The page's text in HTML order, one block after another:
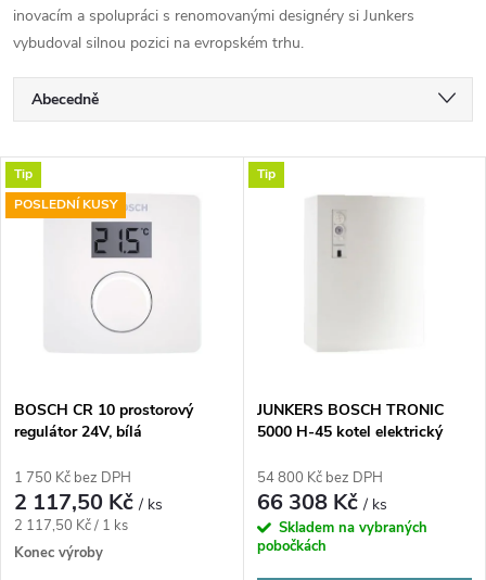
inovacím a spolupráci s renomovanými designéry si Junkers
vybudoval silnou pozici na evropském trhu.
Ř
a
z
p
r
o
Abecedně
Nejdražší
Nejprodávanější
V
ý
s
p
r
o
Tip
POSLEDNÍ KUSY
BOSCH CR 10 prostorový
regulátor 24V, bílá
1 750 Kč bez DPH
2 117,50 Kč/ ks
Měrná
cena:
2 117,50 Kč / 1 ks
Konec výroby
Tip
JUNKERS BOSCH TRONIC
5000 H-45 kotel elektrický
54 800 Kč bez DPH
66 308 Kč/ ks
Skladem na vybraných
pobočkách